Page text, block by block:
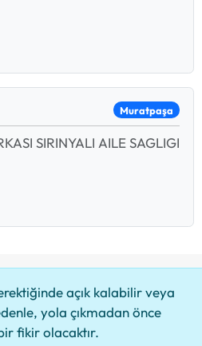
Muratpaşa
SIRINYALI AILE SAGLIGI
açık kalabilir veya
yola çıkmadan önce
fikir olacaktır.